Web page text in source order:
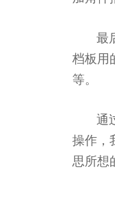
最后
档板用
等。
通过
操作，
思所想